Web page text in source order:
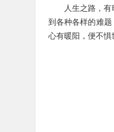
人生之路，
到各种各样的难
心有暖阳，便不惧